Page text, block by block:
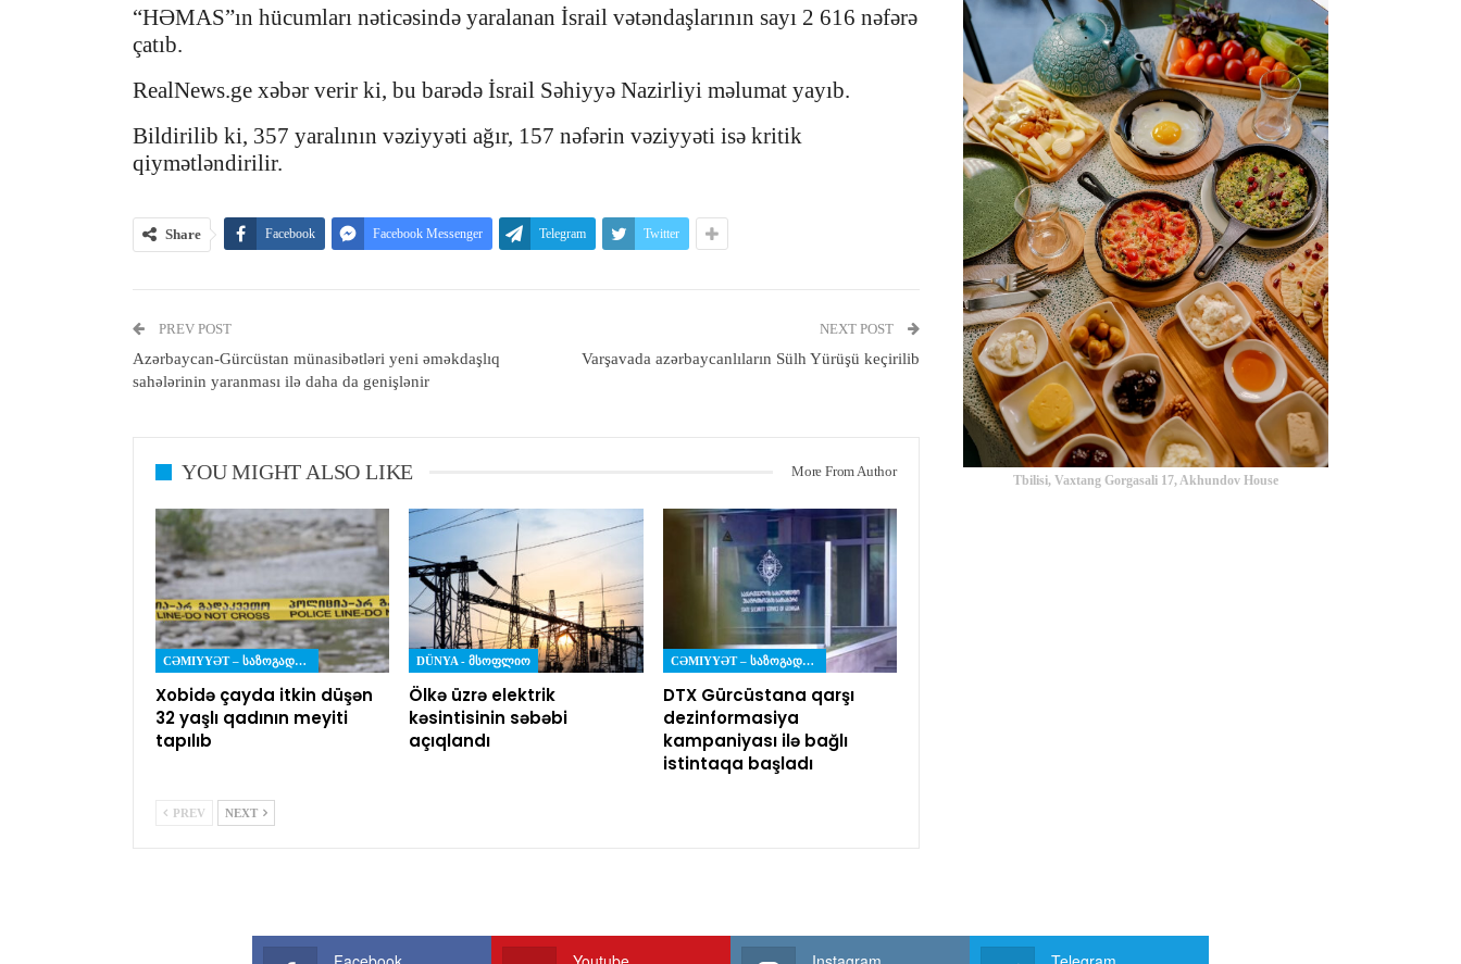
“HƏMAS”ın hücumları nəticəsində yaralanan İsrail vətəndaşlarının sayı 2 616 nəfərə
çatıb.
RealNews.ge xəbər verir ki, bu barədə İsrail Səhiyyə Nazirliyi məlumat yayıb.
Bildirilib ki, 357 yaralının vəziyyəti ağır, 157 nəfərin vəziyyəti isə kritik
qiymətləndirilir.
Share Facebook Facebook Messenger Telegram Twitter
PREV POST
Azərbaycan-Gürcüstan münasibətləri yeni əməkdaşlıq
sahələrinin yaranması ilə daha da genişlənir
NEXT POST
Varşavada azərbaycanlıların Sülh Yürüşü keçirilib
YOU MIGHT ALSO LIKE More From Author
CƏMIYYƏT – ᲡᲐᲖᲝᲒᲐᲓᲝᲔᲑᲐ
Xobidə çayda itkin düşən
32 yaşlı qadının meyiti
tapılıb
DÜNYA - ᲛᲡᲝᲤᲚᲘᲝ
Ölkə üzrə elektrik
kəsintisinin səbəbi
açıqlandı
CƏMIYYƏT – ᲡᲐᲖᲝᲒᲐᲓᲝᲔᲑᲐ
DTX Gürcüstana qarşı
dezinformasiya
kampaniyası ilə bağlı
istintaqa başladı
PREV NEXT
Tbilisi, Vaxtang Gorgasali 17, Akhundov House